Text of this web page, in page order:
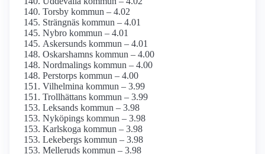
Torsby kommun – 4.02
Strängnäs kommun – 4.01
Nybro kommun – 4.01
Askersunds kommun – 4.01
Oskarshamns kommun – 4.00
Nordmalings kommun – 4.00
Perstorps kommun – 4.00
Vilhelmina kommun – 3.99
Trollhättans kommun – 3.99
Leksands kommun – 3.98
Nyköpings kommun – 3.98
Karlskoga kommun – 3.98
Lekebergs kommun – 3.98
Melleruds kommun – 3.98